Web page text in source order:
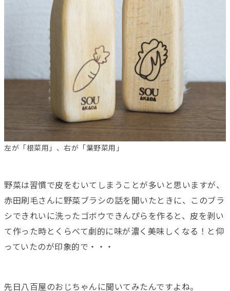
左が「根菜用」、右が「葉野菜用」
野菜は習慣で皮をむいてしまうことが多いと思いますが、
赤田刷毛さんに野菜ブラシの話を聞いたときに、このブラ
シできれいに洗ったゴボウできんぴらを作ると、皮を剥い
て作った時とくらべて劇的に味が濃く美味しくなる！と仰
っていたのが印象的で・・・
先日八百屋のおじちゃんに聞いてみたんですよね。